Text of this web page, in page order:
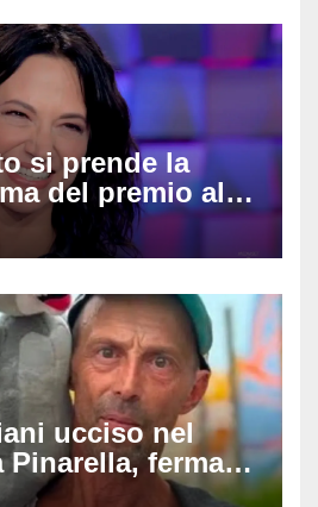
si prende la
del premio alla
chiamano
e cagna»
ucciso nel
Pinarella, fermati
la svolta